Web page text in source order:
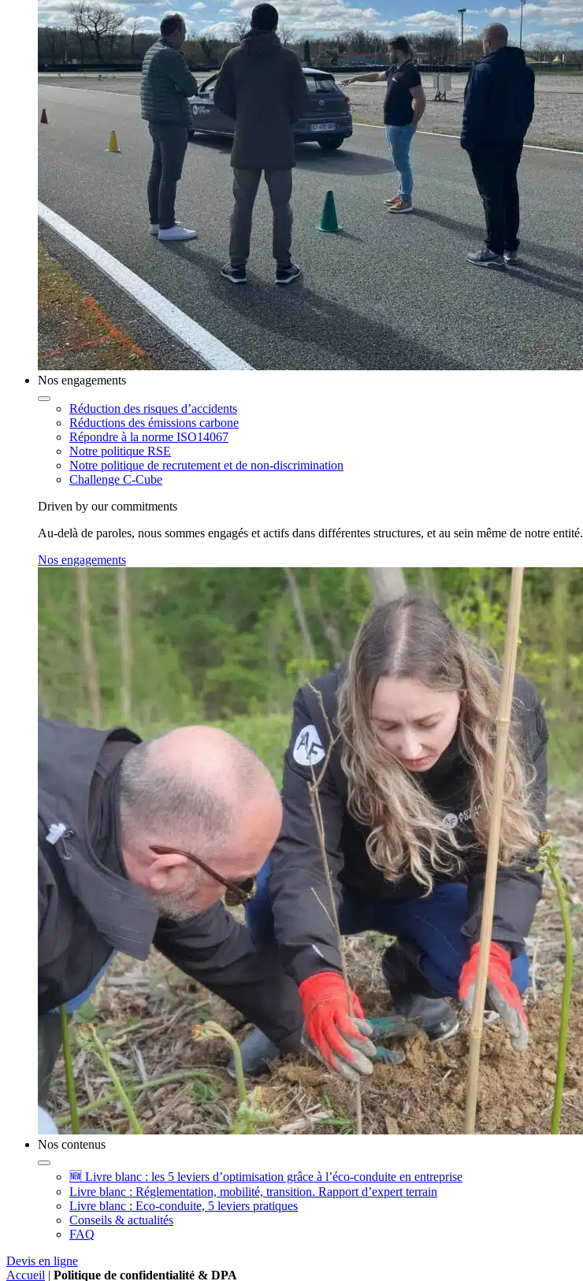
Nos engagements
Réduction des risques d’accidents
Réductions des émissions carbone
Répondre à la norme ISO14067
Notre politique RSE
Notre politique de recrutement et de non-discrimination
Challenge C-Cube
Driven by our commitments
Au-delà de paroles, nous sommes engagés et actifs dans différentes structures, et au sein même de notre entité.
Nos engagements
Nos contenus
🆕 Livre blanc : les 5 leviers d’optimisation grâce à l’éco-conduite en entreprise
Livre blanc : Réglementation, mobilité, transition. Rapport d’expert terrain
Livre blanc : Eco-conduite, 5 leviers pratiques
Conseils & actualités
FAQ
Devis en ligne
Accueil | Politique de confidentialité & DPA